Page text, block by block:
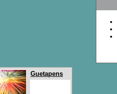
Guetapens